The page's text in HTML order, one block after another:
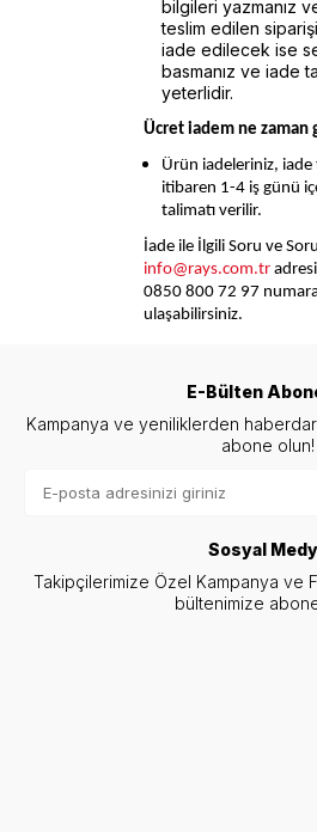
bilgileri yazmanız
teslim edilen
iade edilecek ise
basmanız ve iade
yeterlidir.
Ücret iadem ne zaman
Ürün iadeleriniz,
itibaren 1-4 iş günü
talimatı verilir.
İade ile İlgili Soru ve
info@rays.com.tr
0850 800 72 97
ulaşabilirsiniz.
E-Bülten
Kampanya ve yeniliklerden
abone olun!
Sosyal
Takipçilerimize Özel Kampanya ve
bültenimize